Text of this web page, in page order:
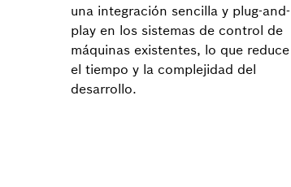
una integración sencilla y plug-and-
play en los sistemas de control de
máquinas existentes, lo que reduce
el tiempo y la complejidad del
desarrollo.